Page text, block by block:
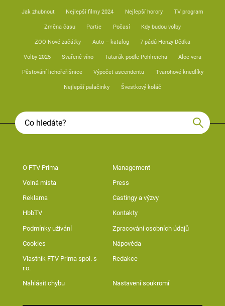
Jak zhubnout Nejlepší filmy 2024 Nejlepší horory TV program
Změna času Partie Počasí Kdy budou volby
ZOO Nové začátky Auto – katalog 7 pádů Honzy Dědka
Volby 2025 Svařené víno Tatarák podle Pohlreicha Aloe vera
Pěstování lichořeřišnice Výpočet ascendentu Tvarohové knedlíky
Nejlepší palačinky Švestkový koláč
O FTV Prima Management
Volná místa Press
Reklama Castingy a výzvy
HbbTV Kontakty
Podmínky užívání Zpracování osobních údajů
Cookies Nápověda
Vlastník FTV Prima spol. s
r.o.
Redakce
Nahlásit chybu Nastavení soukromí